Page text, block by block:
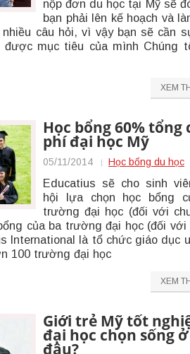
nộp đơn du học tại Mỹ sẽ
bạn phải lên kế hoạch và
nhiều câu hỏi, vì vậy bạn sẽ cần
mục tiêu của mình Chúng
XEM
Học bổng 60% tổng
phí đại học Mỹ
05/11/2014 Học bổng du học
Educatius sẽ cho sinh
hội lựa chọn học bổng
trường đại học (đối với
của ba trường đại học (đối với
International là tổ chức giáo dục
100 trường đại học
XEM
Giới trẻ Mỹ tốt
đại học chọn sống ở
đâu?